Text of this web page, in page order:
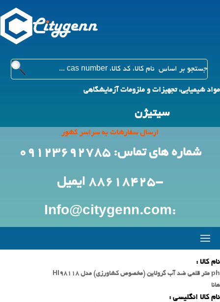
مواد شیمیایی، تجهیزات و ملزومات آزمایشگاهی
سیتیژن
ارسال سفارشات به سراسر کشور
شماره های تماس: 09123692785
-88618425 ایمیل
:Info@citygenn.com
نام کالا :
ph متر قلمی ضد آب گرولاین (مخصوص کشاورزی) مدل HI98118
هانا
نام کالا انگلیسی :